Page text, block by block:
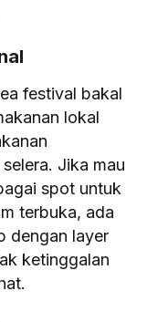
festival bakal
lokal
Jika mau
spot untuk
terbuka, ada
dengan layer
ketinggalan